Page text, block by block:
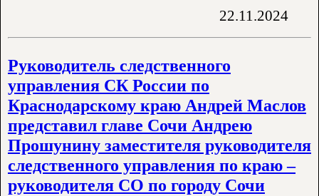
22.11.2024
Руководитель следственного
управления СК России по
Краснодарскому краю Андрей Маслов
представил главе Сочи Андрею
Прошунину заместителя руководителя
следственного управления по краю –
руководителя СО по городу Сочи